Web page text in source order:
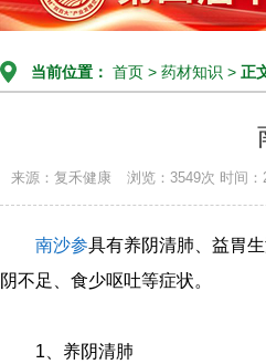
当前位置： 首页 > 药材知识 > 正
来源：复禾健康 浏览：3549次 时间
南沙参具有养阴清肺、益胃
阴不足、食少呕吐等症状。
1、养阴清肺